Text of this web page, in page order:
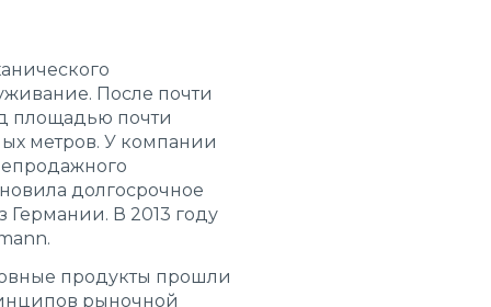
После почти
площадью почти
метров. У компании
долгосрочное
В 2013 году
продукты прошли
рыночной